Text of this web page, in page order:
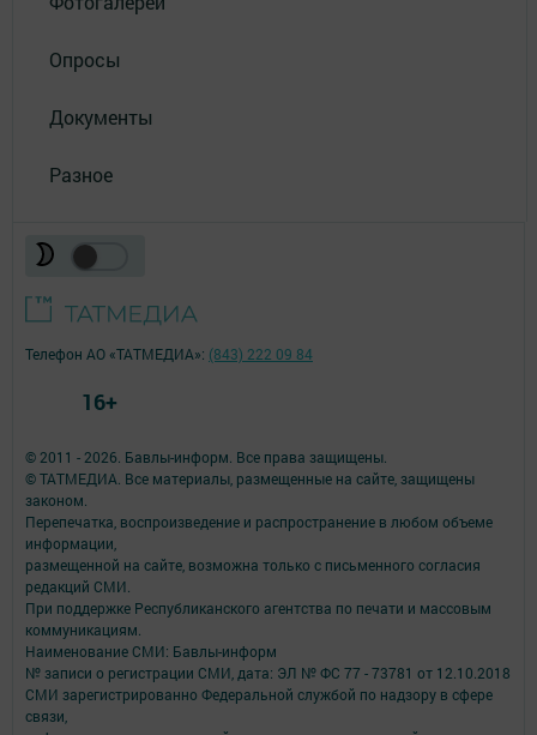
Опросы
Документы
Разное
© 2011 - 2026. Бавлы-информ. Все права защищены.
© ТАТМЕДИА. Все материалы, размещенные на сайте, защищены
законом.
Перепечатка, воспроизведение и распространение в любом объеме
информации,
размещенной на сайте, возможна только с письменного согласия
редакций СМИ.
При поддержке Республиканского агентства по печати и массовым
коммуникациям.
Наименование СМИ: Бавлы-информ
№ записи о регистрации СМИ, дата: ЭЛ № ФС 77 - 73781 от 12.10.2018
СМИ зарегистрированно Федеральной службой по надзору в сфере
связи,
Телефон АО «ТАТМЕДИА»: (843) 222 09 84
16+